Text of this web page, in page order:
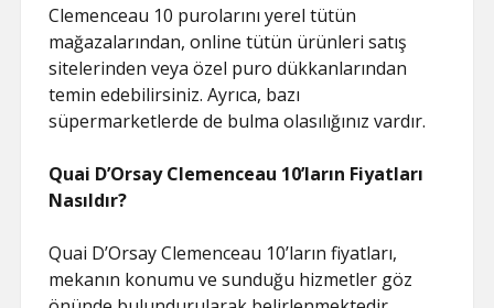
Clemenceau 10 purolarını yerel tütün
mağazalarından, online tütün ürünleri satış
sitelerinden veya özel puro dükkanlarından
temin edebilirsiniz. Ayrıca, bazı
süpermarketlerde de bulma olasılığınız vardır.
Quai D’Orsay Clemenceau 10’ların Fiyatları
Nasıldır?
Quai D’Orsay Clemenceau 10’ların fiyatları,
mekanın konumu ve sunduğu hizmetler göz